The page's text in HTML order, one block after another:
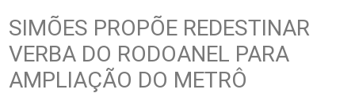
SIMÕES PROPÕE REDESTINAR
VERBA DO RODOANEL PARA
AMPLIAÇÃO DO METRÔ